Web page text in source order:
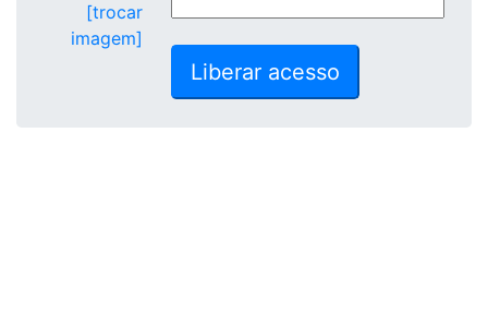
[trocar
imagem]